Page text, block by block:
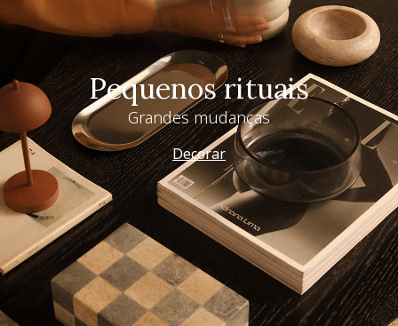
Pequenos rituais
Grandes mudanças
Decorar